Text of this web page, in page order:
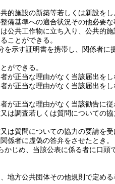
的施設の新築等若しくは新設を
備基準への適合状況その他必要
公共工作物に立ち入り、公共的
ことができる。
示す証明書を携帯し、関係者に
ができる。
が正当な理由がなく当該届出を
が正当な理由がなく当該届出を
が正当な理由がなく当該勧告に従
は調査若しくは質問についての
は質問についての協力の要請を
係者に虚偽の答弁をさせたとき。
じめ、当該公表に係る者に口
地方公共団体その他規則で定める